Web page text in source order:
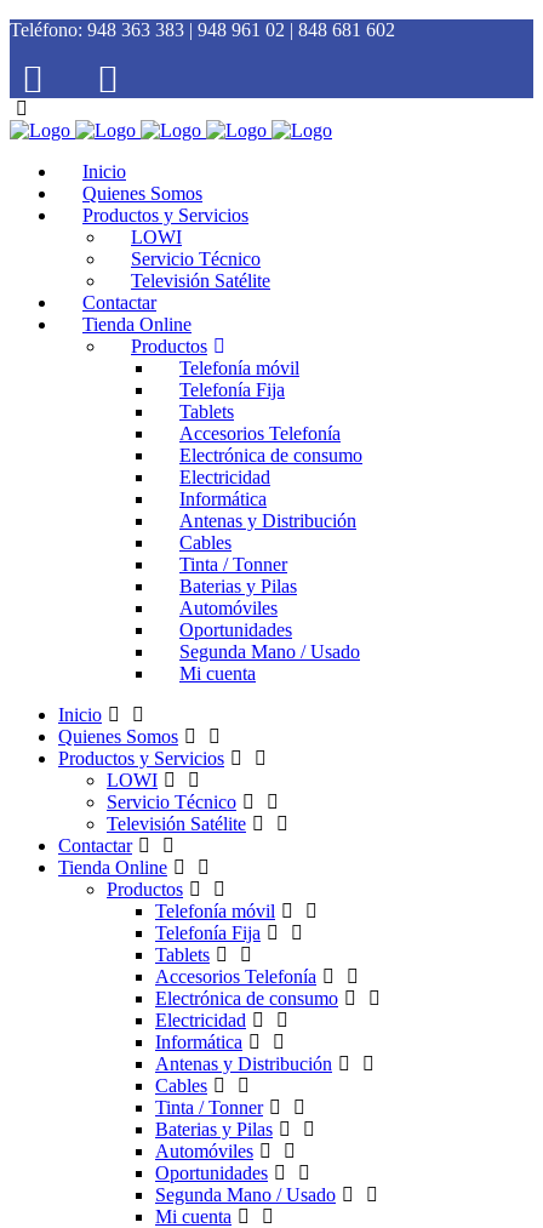
Teléfono: 948 363 383 | 948 961 02 | 848 681 602
Inicio
Quienes Somos
Productos y Servicios
LOWI
Servicio Técnico
Televisión Satélite
Contactar
Tienda Online
Productos
Telefonía móvil
Telefonía Fija
Tablets
Accesorios Telefonía
Electrónica de consumo
Electricidad
Informática
Antenas y Distribución
Cables
Tinta / Tonner
Baterias y Pilas
Automóviles
Oportunidades
Segunda Mano / Usado
Mi cuenta
Inicio
Quienes Somos
Productos y Servicios
LOWI
Servicio Técnico
Televisión Satélite
Contactar
Tienda Online
Productos
Telefonía móvil
Telefonía Fija
Tablets
Accesorios Telefonía
Electrónica de consumo
Electricidad
Informática
Antenas y Distribución
Cables
Tinta / Tonner
Baterias y Pilas
Automóviles
Oportunidades
Segunda Mano / Usado
Mi cuenta